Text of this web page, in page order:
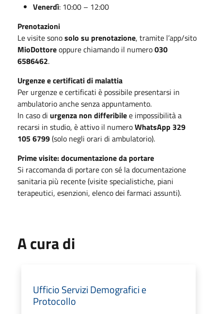
Venerdì: 10:00 – 12:00
Prenotazioni
Le visite sonosolo su prenotazione, tramite l’app/sito
MioDottoreoppure chiamando il numero030
6586462.
Urgenze e certificati di malattia
Per urgenze e certificati è possibile presentarsi in
ambulatorio anche senza appuntamento.
In caso di urgenza non differibilee impossibilità a
recarsi in studio, è attivo il numeroWhatsApp 329
105 6799(solo negli orari di ambulatorio).
Prime visite: documentazione da portare
Si raccomanda di portare con sé la documentazione
sanitaria più recente (visite specialistiche, piani
terapeutici, esenzioni, elenco dei farmaci assunti).
A cura di
Ufficio Servizi Demografici e
Protocollo